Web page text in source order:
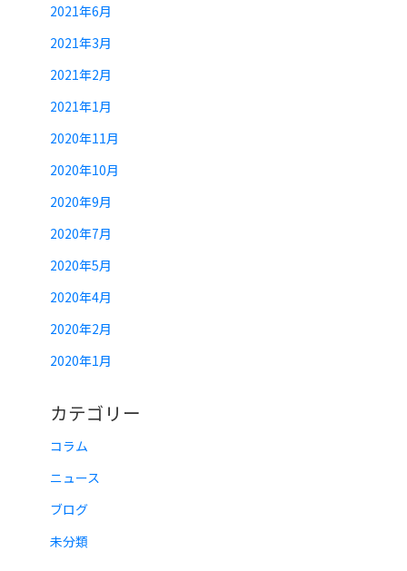
2021年6月
2021年3月
2021年2月
2021年1月
2020年11月
2020年10月
2020年9月
2020年7月
2020年5月
2020年4月
2020年2月
2020年1月
カテゴリー
コラム
ニュース
ブログ
未分類